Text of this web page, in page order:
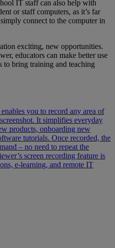
IT staff can also help with
or staff computers, as it’s far
connect to the computer in
exciting, new opportunities.
educators can make better use
to bring training and teaching
you to record any area of
It simplifies everyday
products, onboarding new
tutorials. Once recorded, the
– no need to repeat the
screen recording feature is
e-learning, and remote IT